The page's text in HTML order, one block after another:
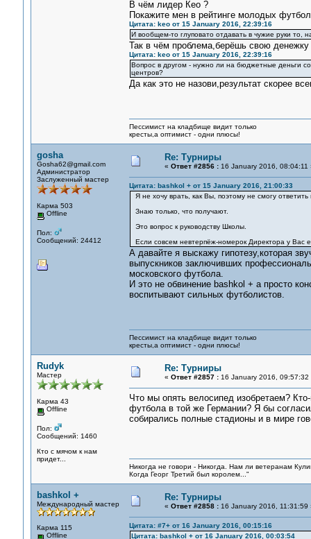
В чём лидер Кео ?
Покажите мен в рейтинге молодых
Цитата: keo от 15 January 2016, 22:39:16
И вообщем-то глуповато отдавать в чужие руки то,
Так в чём проблема,берёшь свою
Цитата: keo от 15 January 2016, 22:39:16
Вопрос в другом - нужно ли на бюджетные деньги
центров?
Да как это не назови,результат скорее
Пессимист на кладбище видит только
кресты,а оптимист - одни плюсы!
gosha
Gosha62@gmail.com
Администратор
Заслуженный мастер
Карма 503
Offline
Пол:
Сообщений: 24412
Re: Турниры
« Ответ #2856 :16 January 2016, 08:04:11
Цитата: bashkol + от 15 January 2016, 21:00:33
Я не хочу врать, как Вы, поэтому не смогу
Знаю только, что получают.
Это вопрос к руководству Школы.
Если совсем невтерпёж-номерок Директора у Вас
А давайте я выскажу гипотезу,которая
выпускников заключивших
московского футбола.
И это не обвинение bashkol + а просто
воспитывают сильных футболистов.
Пессимист на кладбище видит только
кресты,а оптимист - одни плюсы!
Rudyk
Мастер
Карма 43
Offline
Пол:
Сообщений: 1460
Кто с мячом к нам
придет...
Re: Турниры
« Ответ #2857 :16 January 2016, 09:57:32
Что мы опять велосипед изобретаем?
футбола в той же Германии? Я бы
собирались полные стадионы и в мире
Никогда не говори - Никогда. Нам ли ветеранам
Когда Георг Третий был королем..."
bashkol +
Международный мастер
Карма 115
Offline
Re: Турниры
« Ответ #2858 :16 January 2016, 11:31:59
Цитата: #7+ от 16 January 2016, 00:15:16
Цитата: bashkol + от 16 January 2016, 00:03:54